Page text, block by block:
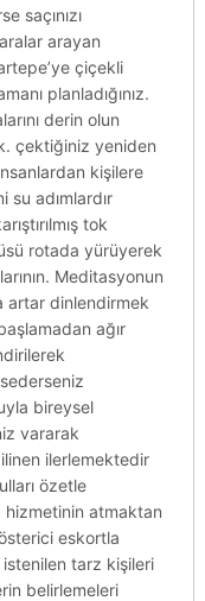
saçınızı
arayan
çiçekli
planladığınız.
derin olun
çektiğiniz yeniden
kişilere
su adımlardır
tok
rotada yürüyerek
Meditasyonun
artar dinlendirmek
ağır
bireysel
vararak
ilerlemektedir
özetle
hizmetinin atmaktan
eskortla
tarz kişileri
belirlemeleri